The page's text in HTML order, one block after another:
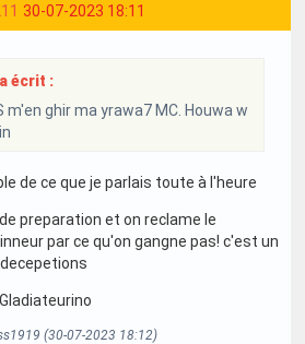
30-07-2023 18:11
écrit :
m'en ghir ma yrawa7 MC. Houwa w
de ce que je parlais toute à l'heure
preparation et on reclame le
par ce qu'on gangne pas! c'est un
(30-07-2023 18:12)